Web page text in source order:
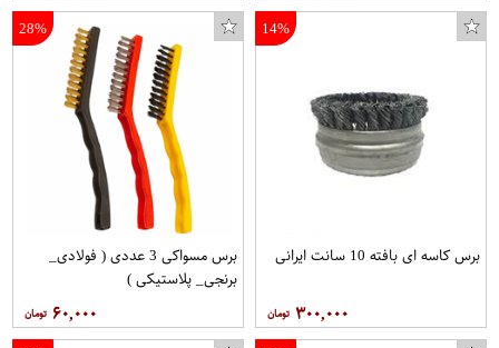
14%
برس کاسه ای بافته 10 سانت ایرانی
۳۰۰,۰۰۰
28%
برس مسواکی 3 عددی ( فولادی_
برنجی_ پلاستیکی )
۶۰,۰۰۰